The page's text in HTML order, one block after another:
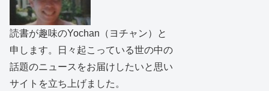
読書が趣味のYochan（ヨチャン）と
申します。日々起こっている世の中の
話題のニュースをお届けしたいと思い
サイトを立ち上げました。